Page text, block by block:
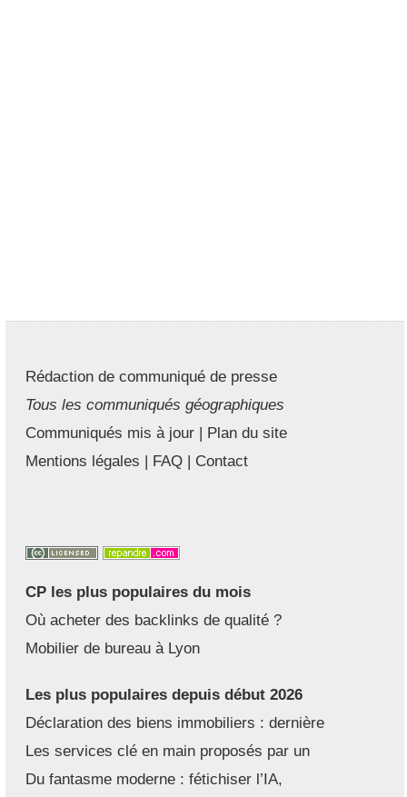
Rédaction de communiqué de presse
Tous les communiqués géographiques
Communiqués mis à jour | Plan du site
Mentions légales | FAQ | Contact
CP les plus populaires du mois
Où acheter des backlinks de qualité ?
Mobilier de bureau à Lyon
Les plus populaires depuis début 2026
Déclaration des biens immobiliers : dernière
Les services clé en main proposés par un
Du fantasme moderne : fétichiser l’IA,